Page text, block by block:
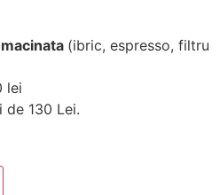
macinata (ibric, espresso, filtru
lei
130 Lei.